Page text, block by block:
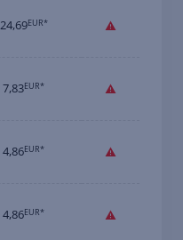
24,69EUR*
7,83EUR*
4,86EUR*
4,86EUR*